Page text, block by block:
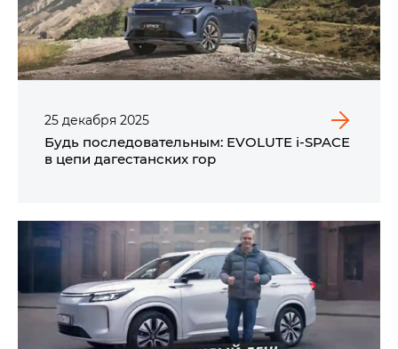
25 декабря 2025
Будь последовательным: EVOLUTE i‑SPACE
в цепи дагестанских гор